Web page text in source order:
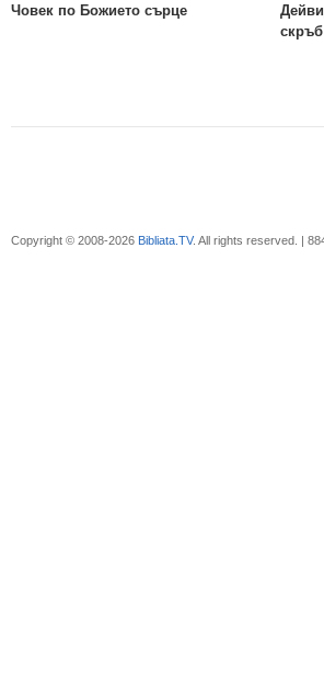
Човек по Божието сърце
Copyright © 2008-2026 Bibliata.TV. All rights reserved. |